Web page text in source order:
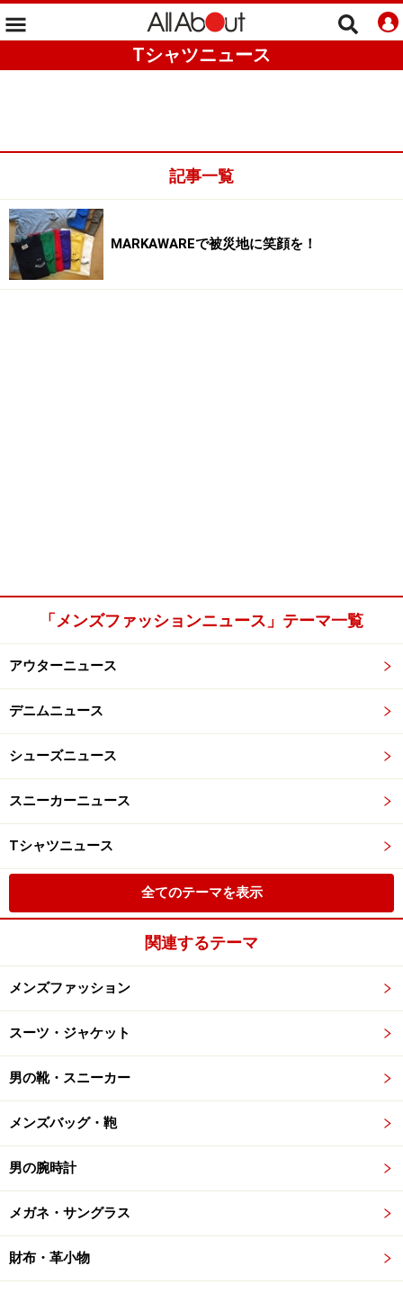
Tシャツニュース
記事一覧
MARKAWAREで被災地に笑顔を！
「メンズファッションニュース」テーマ一覧
アウターニュース
デニムニュース
シューズニュース
スニーカーニュース
Tシャツニュース
全てのテーマを表示
関連するテーマ
メンズファッション
スーツ・ジャケット
男の靴・スニーカー
メンズバッグ・鞄
男の腕時計
メガネ・サングラス
財布・革小物